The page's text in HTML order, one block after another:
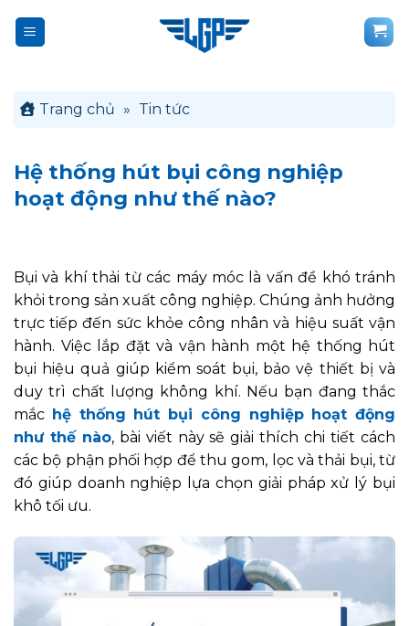
qua
Trang chủ » Tin tức
Hệ thống hút bụi công nghiệp
hoạt động như thế nào?
Bụi và khí thải từ các máy móc là vấn đề khó tránh
khỏi trong sản xuất công nghiệp. Chúng ảnh hưởng
trực tiếp đến sức khỏe công nhân và hiệu suất vận
hành. Việc lắp đặt và vận hành một hệ thống hút
bụi hiệu quả giúp kiểm soát bụi, bảo vệ thiết bị và
duy trì chất lượng không khí. Nếu bạn đang thắc
mắc hệ thống hút bụi công nghiệp hoạt động
như thế nào, bài viết này sẽ giải thích chi tiết cách
các bộ phận phối hợp để thu gom, lọc và thải bụi, từ
đó giúp doanh nghiệp lựa chọn giải pháp xử lý bụi
khô tối ưu.